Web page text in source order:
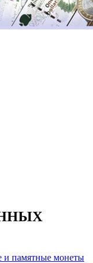
и памятные монеты